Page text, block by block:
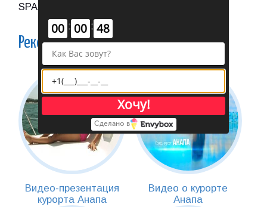
SPA» #rivieraclubhotel
Рекомендуем
Видео-презентация
курорта Анапа
Видео о курорте
Анапа
00 : 00 : 47
Хочу!
Сделано в